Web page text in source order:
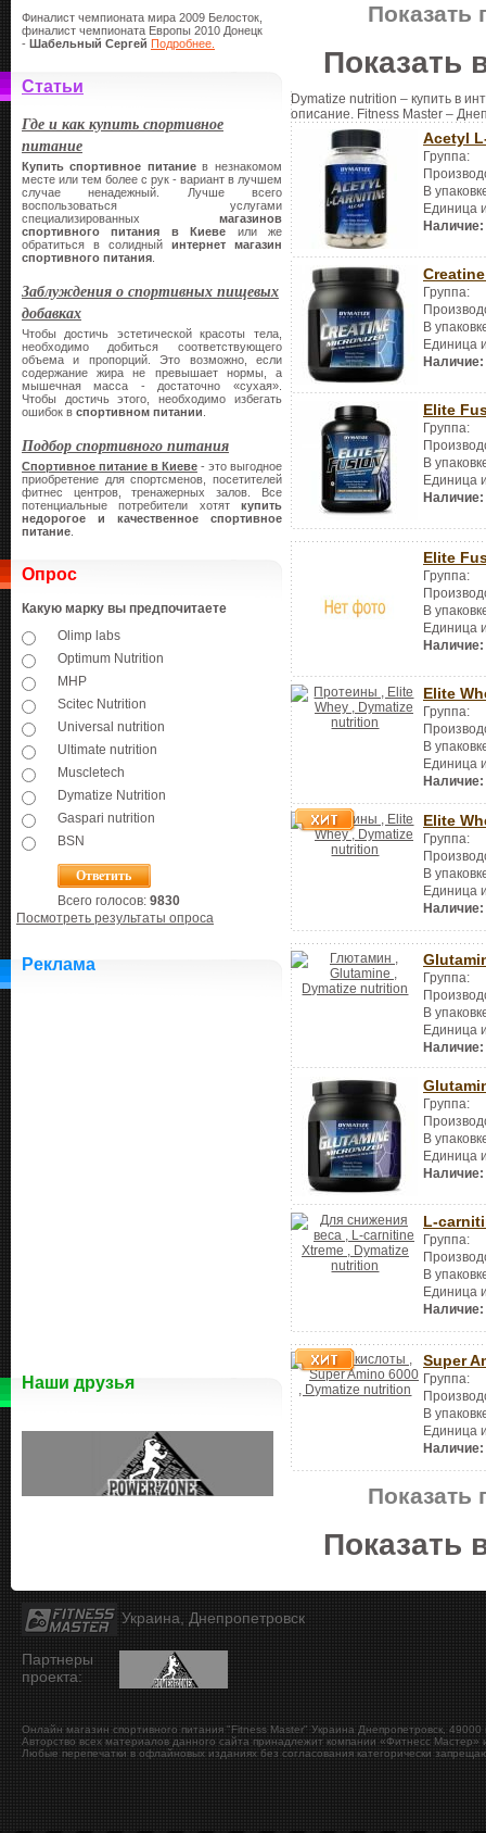
Финалист чемпионата мира 2009 Белосток,
финалист чемпионата Европы 2010 Донецк
- Шабельный Сергей Подробнее.
Статьи
Где и как купить спортивное
питание
Купить спортивное питание в незнакомом
месте или тем более с рук - вариант в лучшем
случае ненадежный. Лучше всего
воспользоваться услугами
специализированных магазинов
спортивного питания в Киеве или же
обратиться в солидный интернет магазин
спортивного питания
Заблуждения о спортивных пищевых
добавках
Чтобы достичь эстетической красоты тела,
необходимо добиться соответствующего
объема и пропорций. Это возможно, если
содержание жира не превышает нормы, а
мышечная масса - достаточно «сухая».
Чтобы достичь этого, необходимо избегать
ошибок в спортивном питании
Подбор спортивного питания
Спортивное питание в Киеве - это выгодное
приобретение для спортсменов, посетителей
фитнес центров, тренажерных залов. Все
потенциальные потребители хотят купить
недорогое и качественное спортивное
питание
Опрос
Какую марку вы предпочитаете
Olimp labs
Optimum Nutrition
MHP
Scitec Nutrition
Universal nutrition
Ultimate nutrition
Muscletech
Dymatize Nutrition
Gaspari nutrition
BSN
Всего голосов: 9830
Посмотреть результаты опроса
Реклама
Наши друзья
Показать
Показать
Dymatize nutrition – купить в
описание. Fitness Master –
Acetyl
Группа:
В
Единица
Наличие:
Группа:
В
Единица
Наличие:
Elite
Группа:
В
Единица
Наличие:
Elite
Группа:
В
Единица
Наличие:
Elite
Группа:
В
Единица
Наличие:
Elite
Группа:
В
Единица
Наличие:
Группа:
В
Единица
Наличие:
Группа:
В
Единица
Наличие:
L-
Группа:
В
Единица
Наличие:
Super
Группа:
В
Единица
Наличие:
Показать
Показать
Украина, Днепропетровск
Партнеры
проекта:
Онлайн магазин спортивного питания "Fitness Master" Украина Днепропетровск 49000
Авторство всех материалов данного сайта принадлежит компании «Фитнесс Мастер»
Любые перепечатки в офлайновых изданиях без согласования категорически